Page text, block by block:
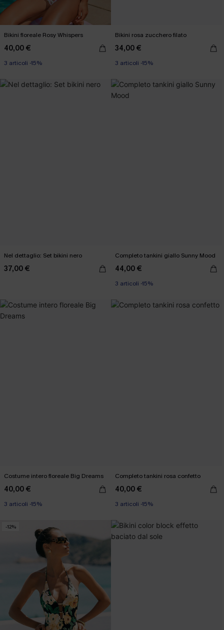
Bikini floreale Rosy Whispers
40,00 €
3 articoli -15%
Bikini rosa zucchero filato
34,00 €
3 articoli -15%
Nel dettaglio: Set bikini nero
37,00 €
Completo tankini giallo Sunny Mood
44,00 €
3 articoli -15%
Costume intero floreale Big Dreams
40,00 €
3 articoli -15%
Completo tankini rosa confetto
40,00 €
3 articoli -15%
-12%